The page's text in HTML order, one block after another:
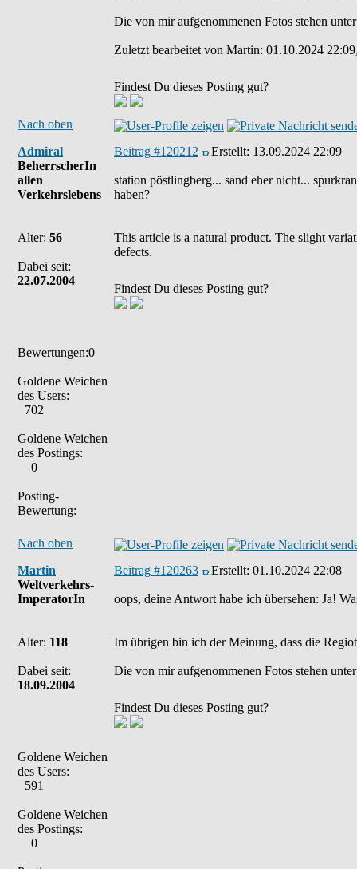
Die von mir aufgenommenen Fotos stehen
Zuletzt bearbeitet von Martin: 01.10.2024
Findest Du dieses Posting gut?
Nach oben
Admiral
BeherrscherIn
allen
Verkehrslebens
Alter: 56
Dabei seit:
22.07.2004
Bewertungen:0
Goldene Weichen
des Users:
702
Goldene Weichen
des Postings:
0
Posting-
Bewertung:
Beitrag #120212 Erstellt: 13.09.2024 22:09
station pöstlingberg... sand eher nicht...
haben?
This article is a natural product. The slight
defects.
Findest Du dieses Posting gut?
Nach oben
Martin
Weltverkehrs-
ImperatorIn
Alter: 118
Dabei seit:
18.09.2004
Goldene Weichen
des Users:
591
Goldene Weichen
des Postings:
0
Beitrag #120263 Erstellt: 01.10.2024 22:08
oops, deine Antwort habe ich übersehen: Ja!
Im übrigen bin ich der Meinung, dass die
Die von mir aufgenommenen Fotos stehen
Findest Du dieses Posting gut?